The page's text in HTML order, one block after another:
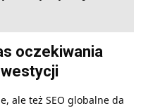
oczekiwania
ale też SEO globalne da